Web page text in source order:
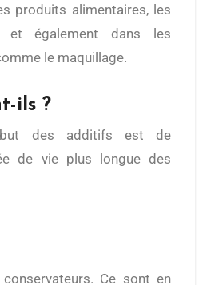
produits alimentaires, les
et également dans les
le maquillage.
ils ?
des additifs est de
de vie plus longue des
Ce sont en